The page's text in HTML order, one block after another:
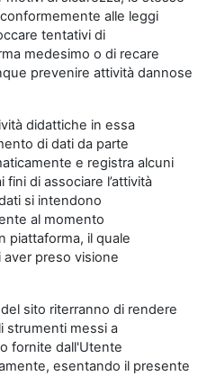
alle leggi
tentativi di
medesimo o di recare
prevenire attività dannose
didattiche in essa
di dati da parte
e registra alcuni
di associare l’attività
si intendono
al momento
piattaforma, il quale
preso visione
sito riterranno di rendere
strumenti messi a
fornite dall'Utente
esentando il presente